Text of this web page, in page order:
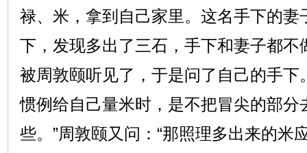
禄、米，拿到自己家里。这名手下的妻
下，发现多出了三石，手下和妻子都不
被周敦颐听见了，于是问了自己的手下
惯例给自己量米时，是不把冒尖的部分
些。”周敦颐又问：“那照理多出来的米